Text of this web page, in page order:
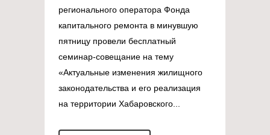
регионального оператора Фонда
капитального ремонта в минувшую
пятницу провели бесплатный
семинар-совещание на тему
«Актуальные изменения жилищного
законодательства и его реализация
на территории Хабаровского...